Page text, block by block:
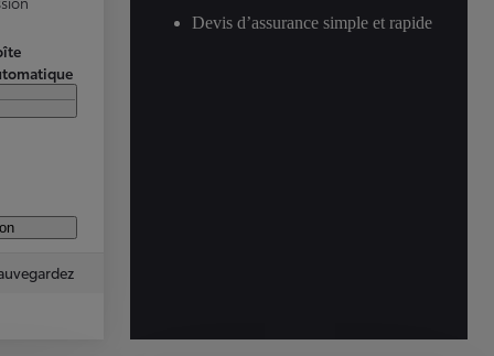
Devis d’assurance simple et rapide